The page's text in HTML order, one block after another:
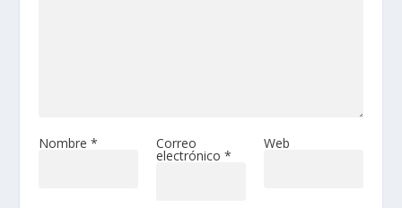
Nombre * Correo
electrónico *
Web